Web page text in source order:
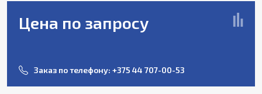
Цена по запросу
Заказ по телефону: +375 44 707-00-53